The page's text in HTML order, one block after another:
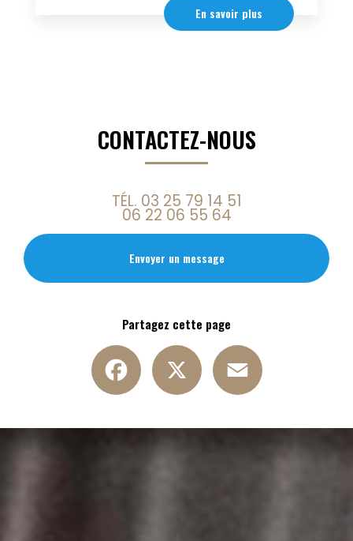
En savoir plus
CONTACTEZ-NOUS
TÉL. 03 25 79 14 51
06 22 06 55 64
Envoyer un message
Partagez cette page
Facebook